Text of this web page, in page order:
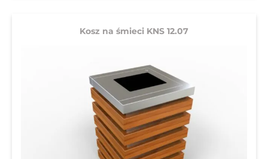
Kosz na śmieci KNS 12.07